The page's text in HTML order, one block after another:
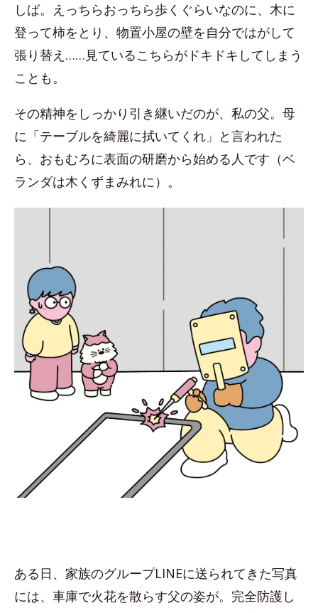
しば。えっちらおっちら歩くぐらいなのに、木に
登って柿をとり、物置小屋の壁を自分ではがして
張り替え……見ているこちらがドキドキしてしまう
ことも。
その精神をしっかり引き継いだのが、私の父。母
に「テーブルを綺麗に拭いてくれ」と言われた
ら、おもむろに表面の研磨から始める人です（ベ
ランダは木くずまみれに）。
ある日、家族のグループLINEに送られてきた写真
には、車庫で火花を散らす父の姿が。完全防護し